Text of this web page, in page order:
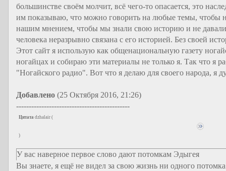
большинстве своём молчит, всё чего-то опасается, это
им показываю, что можно говорить на любые темы, чтобы
нашим мнением, чтобы мы знали свою историю и не давали
человека неразрывно связана с его историей. Без своей
Этот сайт я использую как общенациональную газету
ногайцах и собираю эти материалы не только я. Так что я
"Ногайского радио". Вот что я делаю для своего народа, я
Добавлено (25 Октября 2016, 21:26)
---------------------------------------------
Цитата dzhalair (
)
У вас наверное первое слово дают потомкам Эдыгея
Вы знаете, я ещё не видел за свою жизнь ни одного